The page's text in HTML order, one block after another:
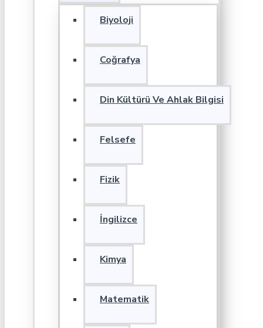
Biyoloji
Coğrafya
Din Kültürü Ve Ahlak Bilgisi
Felsefe
Fizik
İngilizce
Kimya
Matematik